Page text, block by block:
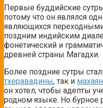
Первые буддийские
потому что он являлся
являющихся
поздним индийским
фонетический и
древней страны Магадхи.
Более поздние сутры
тхеравадины, так и
он хотел, чтобы адепты
родном языке. Но бурное